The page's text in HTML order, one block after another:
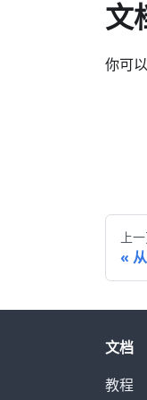
文
你可
上
文档
教程